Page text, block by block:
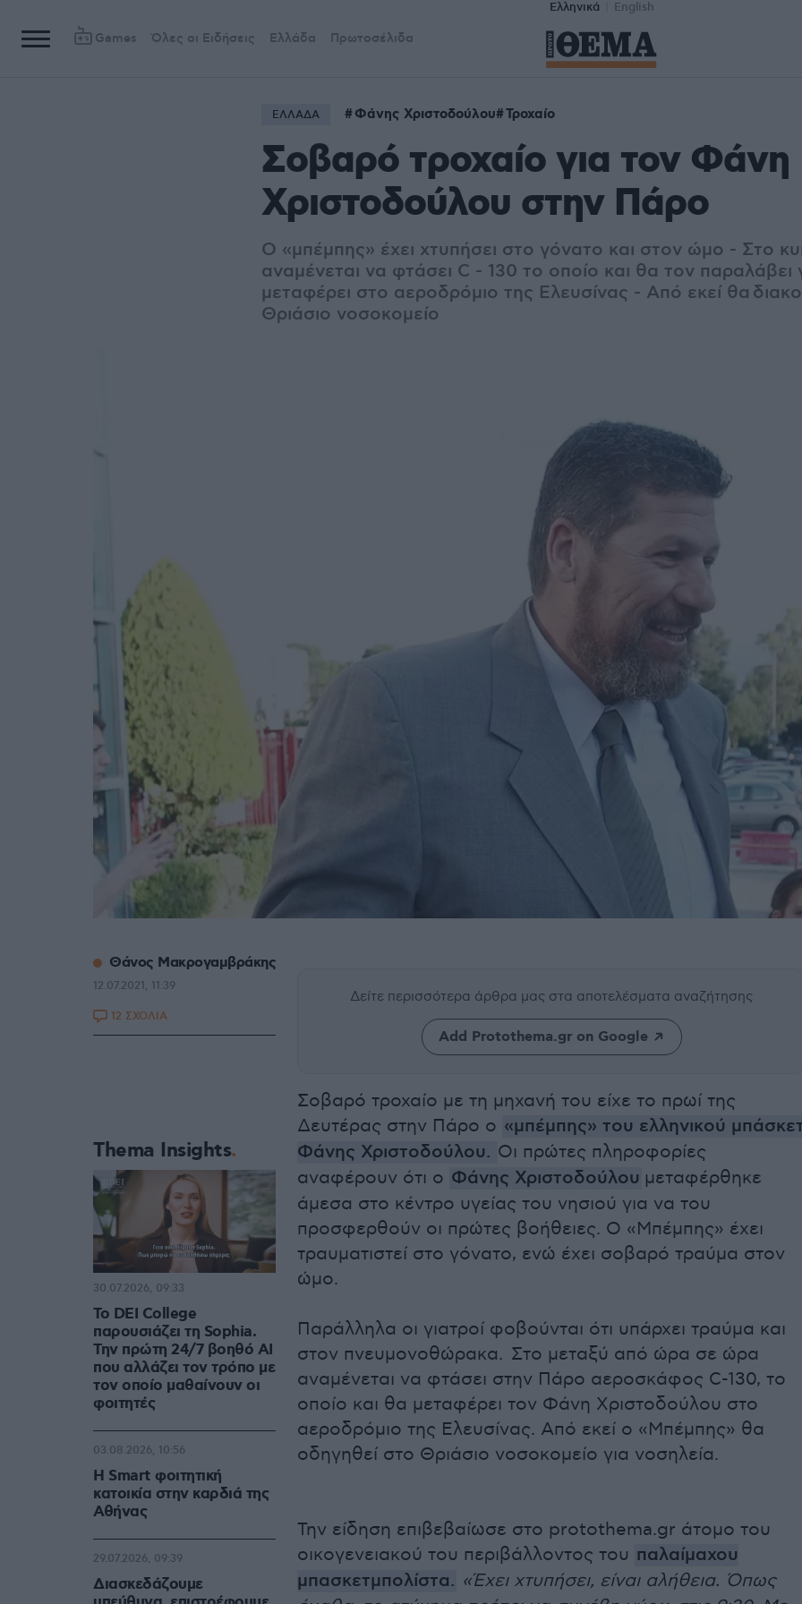
Ελληνικά English
Games Όλες οι Ειδήσεις Ελλάδα Πρωτοσέλιδα
ΕΛΛΑΔΑ Φάνης Χριστοδούλου Τροχαίο
Σοβαρό τροχαίο για τον Φάνη
Χριστοδούλου στην Πάρο
Ο «μπέμπης» έχει χτυπήσει στο γόνατο και στον ώμο - Στο
αναμένεται να φτάσει C - 130 το οποίο και θα τον παραλάβει
μεταφέρει στο αεροδρόμιο της Ελευσίνας - Από εκεί θα
Θριάσιο νοσοκομείο
Δείτε περισσότερα άρθρα μας στα αποτελέσματα αναζήτησης
Add Protothema.gr on Google
Σοβαρό τροχαίο με τη μηχανή του είχε το πρωί της
Δευτέρας στην Πάρο ο «μπέμπης» του ελληνικού
Φάνης Χριστοδούλου. Οι πρώτες πληροφορίες
αναφέρουν ότι ο Φάνης Χριστοδούλου μεταφέρθηκε
άμεσα στο κέντρο υγείας του νησιού για να του
προσφερθούν οι πρώτες βοήθειες. Ο «Μπέμπης» έχει
τραυματιστεί στο γόνατο, ενώ έχει σοβαρό τραύμα στον
ώμο.
Παράλληλα οι γιατροί φοβούνται ότι υπάρχει τραύμα και
στον πνευμονοθώρακα. Στο μεταξύ από ώρα σε ώρα
αναμένεται να φτάσει στην Πάρο αεροσκάφος C-130, το
οποίο και θα μεταφέρει τον Φάνη Χριστοδούλου στο
αεροδρόμιο της Ελευσίνας. Από εκεί ο «Μπέμπης» θα
οδηγηθεί στο Θριάσιο νοσοκομείο για νοσηλεία.
Την είδηση επιβεβαίωσε στο protothema.gr άτομο του
οικογενειακού του περιβάλλοντος του παλαίμαχου
μπασκετμπολίστα. «Έχει χτυπήσει, είναι αλήθεια. Όπως
Θάνος Μακρογαμβράκης
12.07.2021, 11:39
12 ΣΧΟΛΙΑ
Thema Insights
Το DEI College
παρουσιάζει τη Sophia.
Την πρώτη 24/7 βοηθό AI
που αλλάζει τον τρόπο με
τον οποίο μαθαίνουν οι
φοιτητές
30.07.2026, 09:33
Η Smart φοιτητική
κατοικία στην καρδιά της
Αθήνας
03.08.2026, 10:56
Διασκεδάζουμε
29.07.2026, 09:39